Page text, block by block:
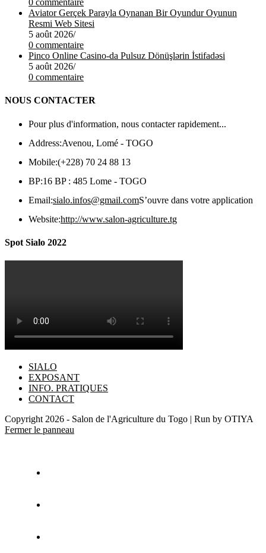
0 commentaire
Aviator Gerçek Parayla Oynanan Bir Oyundur Oyunun
Resmi Web Sitesi
5 août 2026/
0 commentaire
Pinco Online Casino-da Pulsuz Dönüşlərin İstifadəsi
5 août 2026/
0 commentaire
NOUS CONTACTER
Pour plus d'information, nous contacter rapidement...
Address:Avenou, Lomé - TOGO
Mobile:(+228) 70 24 88 13
BP:16 BP : 485 Lome - TOGO
Email:sialo.infos@gmail.comS’ouvre dans votre application
Website:http://www.salon-agriculture.tg
Spot Sialo 2022
SIALO
EXPOSANT
INFO. PRATIQUES
CONTACT
Copyright 2026 - Salon de l'Agriculture du Togo | Run by OTIYA
Fermer le panneau